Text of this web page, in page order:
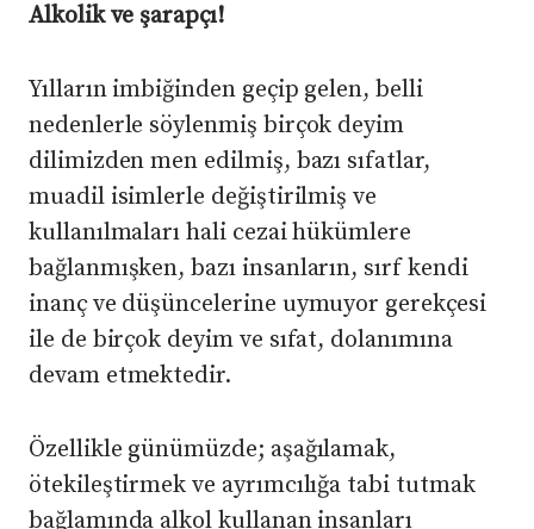
Alkolik ve şarapçı!
Yılların imbiğinden geçip gelen, belli
nedenlerle söylenmiş birçok deyim
dilimizden men edilmiş, bazı sıfatlar,
muadil isimlerle değiştirilmiş ve
kullanılmaları hali cezai hükümlere
bağlanmışken, bazı insanların, sırf kendi
inanç ve düşüncelerine uymuyor gerekçesi
ile de birçok deyim ve sıfat, dolanımına
devam etmektedir.
Özellikle günümüzde; aşağılamak,
ötekileştirmek ve ayrımcılığa tabi tutmak
bağlamında alkol kullanan insanları